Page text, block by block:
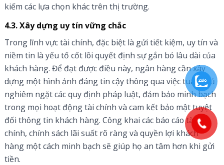
kiếm các lựa chọn khác trên thị trường.
4.3. Xây dựng uy tín vững chắc
Trong lĩnh vực tài chính, đặc biệt là gửi tiết kiệm, uy tín và
niềm tin là yếu tố cốt lõi quyết định sự gắn bó lâu dài của
khách hàng. Để đạt được điều này, ngân hàng cần xây
dựng một hình ảnh đáng tin cậy thông qua việc tuân thủ
nghiêm ngặt các quy định pháp luật, đảm bảo minh bạch
trong mọi hoạt động tài chính và cam kết bảo mật tuyệt
đối thông tin khách hàng. Công khai các báo cáo tài
chính, chính sách lãi suất rõ ràng và quyền lợi khách
hàng một cách minh bạch sẽ giúp họ an tâm hơn khi gửi
tiền.